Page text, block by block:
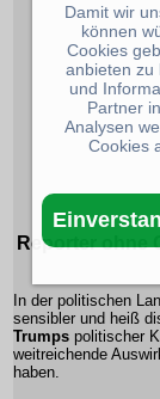
Reporter ohne
In der politischen
sensibler und heiß
Trumps politischer
weitreichende
haben.
Damit wir
können
Cookies
anbieten zu
und
Partner
Analysen
Cookies